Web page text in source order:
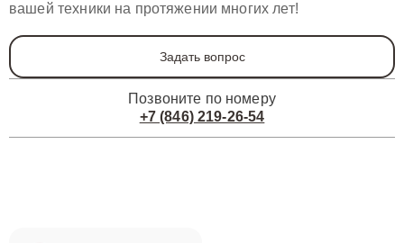
вашей техники на протяжении многих лет!
Задать вопрос
Позвоните по номеру
+7 (846) 219-26-54